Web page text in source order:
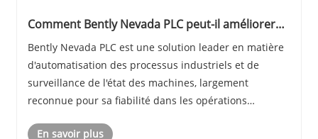
Comment Bently Nevada PLC peut-il améliorer
Bently Nevada PLC est une solution leader en matière
d'automatisation des processus industriels et de
surveillance de l'état des machines, largement
reconnue pour sa fiabilité dans les opérations
demande, les systèmes PLC Bently Nevada intègrent
En savoir plus